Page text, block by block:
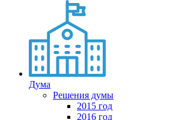
Дума
Решения думы
2015 год
2016 год